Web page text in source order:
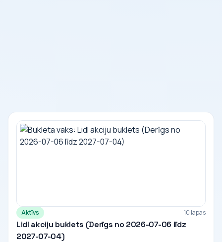
Aktīvs 10 lapas
Lidl akciju buklets (Derīgs no 2026-07-06 līdz
2027-07-04)